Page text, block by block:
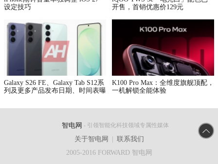
设定技巧
开售，首销优惠价129元
Galaxy S26 FE、Galaxy Tab S12系
列及更多产品发布日期、时间表曝
K100 Pro Max：全维度旗舰顶配，
一机解锁全能体验
智电网 - 引领智能化科技领域专属性媒体
关于智电网
联系我们
2005-2016 FORWARD 智电网